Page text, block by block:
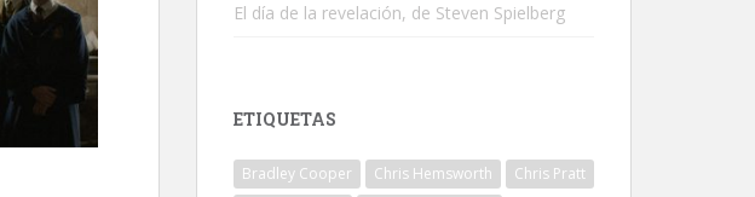
El día de la revelación, de Steven Spielberg
ETIQUETAS
Bradley Cooper Chris Hemsworth
Chris Pratt